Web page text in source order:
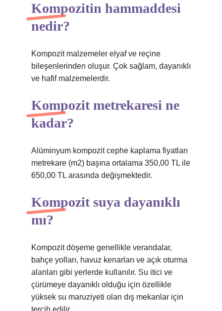
Kompozitin hammaddesi
nedir?
Kompozit malzemeler elyaf ve reçine
bileşenlerinden oluşur. Çok sağlam, dayanıklı
ve hafif malzemelerdir.
Kompozit metrekaresi ne
kadar?
Alüminyum kompozit cephe kaplama fiyatları
metrekare (m2) başına ortalama 350,00 TL ile
650,00 TL arasında değişmektedir.
Kompozit suya dayanıklı
mı?
Kompozit döşeme genellikle verandalar,
bahçe yolları, havuz kenarları ve açık oturma
alanları gibi yerlerde kullanılır. Su itici ve
çürümeye dayanıklı olduğu için özellikle
yüksek su maruziyeti olan dış mekanlar için
tercih edilir.